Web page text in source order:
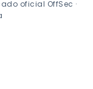
oficial OffSec ·